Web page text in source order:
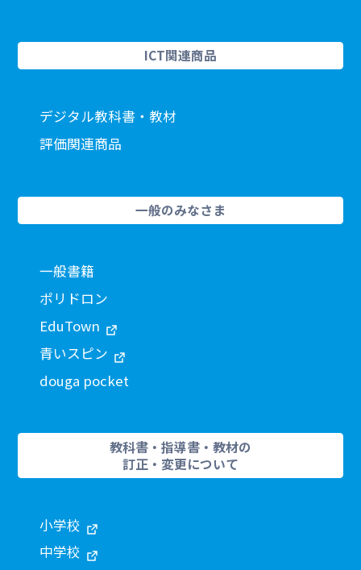
ICT関連商品
デジタル教科書・教材
評価関連商品
一般のみなさま
一般書籍
ポリドロン
EduTown
青いスピン
douga pocket
教科書・指導書・教材の
訂正・変更について
小学校
中学校